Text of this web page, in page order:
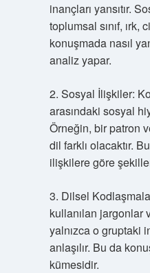
inançları yansıtır.
toplumsal sınıf,
konuşmada nasıl
analiz yapar.
2. Sosyal İlişkiler:
arasındaki sosyal
Örneğin, bir patron
dil farklı olacaktır.
ilişkilere göre
3. Dilsel
kullanılan jargonlar
yalnızca o gruptaki
anlaşılır. Bu da
kümesidir.